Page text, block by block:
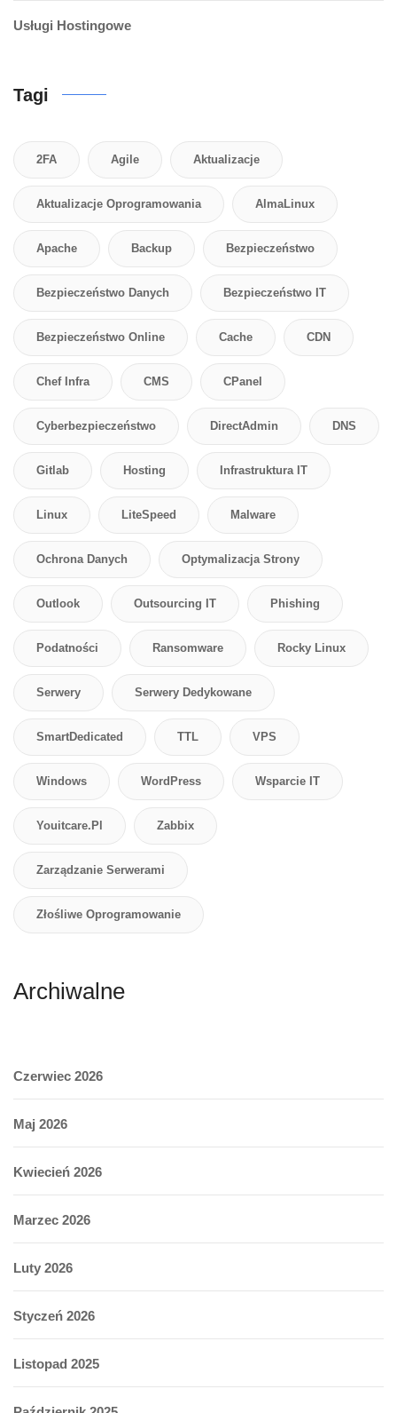
Usługi Hostingowe
Tagi
2FA Agile Aktualizacje
Aktualizacje Oprogramowania AlmaLinux
Apache Backup Bezpieczeństwo
Bezpieczeństwo Danych Bezpieczeństwo IT
Bezpieczeństwo Online Cache CDN
Chef Infra CMS CPanel
Cyberbezpieczeństwo DirectAdmin DNS
Gitlab Hosting Infrastruktura IT
Linux LiteSpeed Malware
Ochrona Danych Optymalizacja Strony
Outlook Outsourcing IT Phishing
Podatności Ransomware Rocky Linux
Serwery Serwery Dedykowane
SmartDedicated TTL VPS
Windows WordPress Wsparcie IT
Youitcare.pl Zabbix
Zarządzanie Serwerami
Złośliwe Oprogramowanie
Archiwalne
Czerwiec 2026
Maj 2026
Kwiecień 2026
Marzec 2026
Luty 2026
Styczeń 2026
Listopad 2025